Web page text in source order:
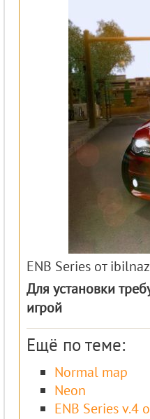
ENB Series от
Для установки
игрой
Ещё по теме:
Normal map
Neon
ENB Series v.4